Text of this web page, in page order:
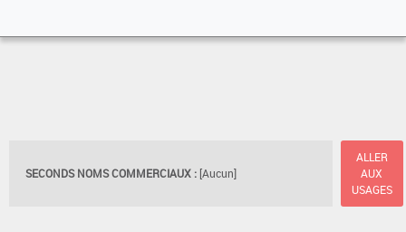
SECONDS NOMS COMMERCIAUX : [Aucun]
ALLER
AUX
USAGES